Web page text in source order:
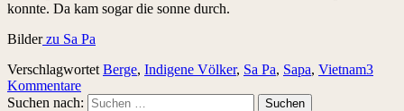
konnte. Da kam sogar die sonne durch.
Bilderzu Sa Pa
Verschlagwortet Berge, Indigene Völker, Sa Pa, Sapa, Vietnam3
Kommentare
Suchen nach: